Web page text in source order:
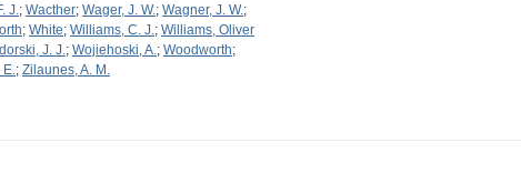
J.; Wacther; Wager, J. W.; Wagner, J. W.;
; White; Williams, C. J.; Williams, Oliver
J. J.; Wojiehoski, A.; Woodworth;
E.; Zilaunes, A. M.